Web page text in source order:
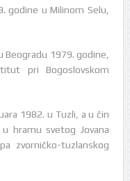
godine u Milinom Selu,
Beogradu 1979. godine,
pri Bogoslovskom
1982. u Tuzli, a u čin
hramu svetog Jovana
zvorničko-tuzlanskog